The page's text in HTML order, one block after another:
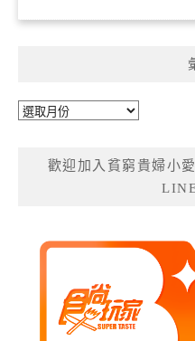
彙
歡迎加入貧窮貴婦小